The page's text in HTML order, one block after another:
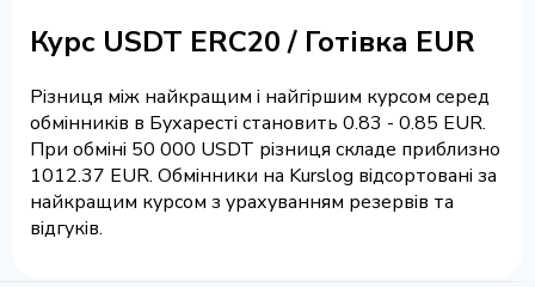
Курс USDT ERC20 / Готівка EUR
Різниця між найкращим і найгіршим курсом серед
обмінників в Бухаресті становить 0.83 - 0.85 EUR.
При обміні 50 000 USDT різниця складе приблизно
1012.37 EUR. Обмінники на Kurslog відсортовані за
найкращим курсом з урахуванням резервів та
відгуків.